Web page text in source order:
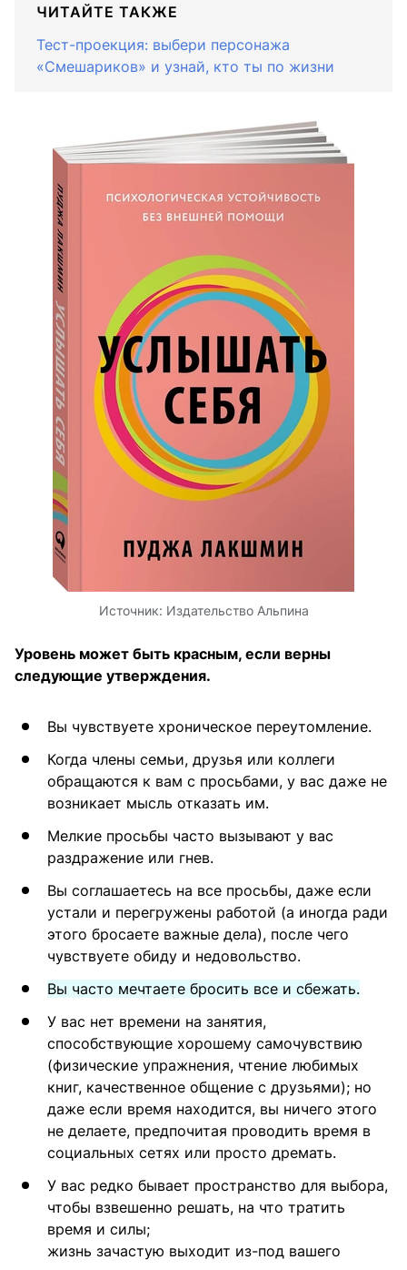
ЧИТАЙТЕ ТАКЖЕ
Тест-проекция: выбери персонажа
«Смешариков» и узнай, кто ты по жизни
Источник: Издательство Альпина
Уровень может быть красным, если верны
следующие утверждения.
Вы чувствуете хроническое переутомление.
Когда члены семьи, друзья или коллеги
обращаются к вам с просьбами, у вас даже не
возникает мысль отказать им.
Мелкие просьбы часто вызывают у вас
раздражение или гнев.
Вы соглашаетесь на все просьбы, даже если
устали и перегружены работой (а иногда ради
этого бросаете важные дела), после чего
чувствуете обиду и недовольство.
Вы часто мечтаете бросить все и сбежать.
У вас нет времени на занятия,
способствующие хорошему самочувствию
(физические упражнения, чтение любимых
книг, качественное общение с друзьями); но
даже если время находится, вы ничего этого
не делаете, предпочитая проводить время в
социальных сетях или просто дремать.
У вас редко бывает пространство для выбора,
чтобы взвешенно решать, на что тратить
время и силы;
жизнь зачастую выходит из-под вашего